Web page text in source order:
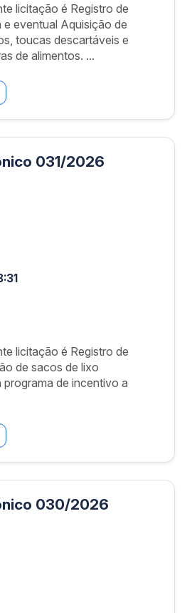
licitação é Registro de
eventual Aquisição de
toucas descartáveis e
de alimentos. ...
031/2026
licitação é Registro de
de sacos de lixo
de incentivo a
030/2026